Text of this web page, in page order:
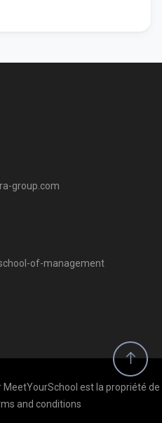
group.com
of-management
est la propriété de
and conditions